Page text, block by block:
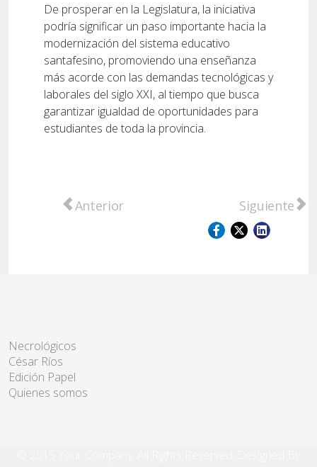
De prosperar en la Legislatura, la iniciativa
podría significar un paso importante hacia la
modernización del sistema educativo
santafesino, promoviendo una enseñanza
más acorde con las demandas tecnológicas y
laborales del siglo XXI, al tiempo que busca
garantizar igualdad de oportunidades para
estudiantes de toda la provincia.
Artículo anterior: Puerto Gaboto inició la
Anterior Artículo
Siguiente
Necrológicos
César Ríos
Edición Papel
Quienes somos